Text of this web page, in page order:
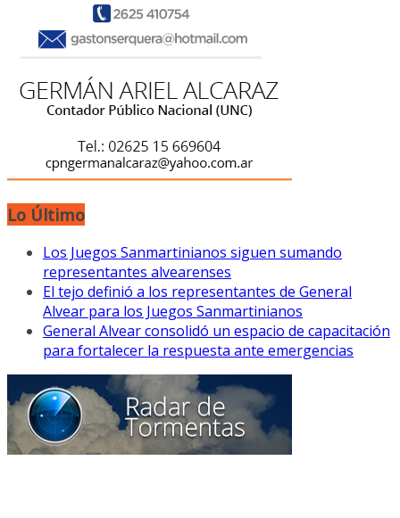
Lo Último
Los Juegos Sanmartinianos siguen sumando
representantes alvearenses
El tejo definió a los representantes de General
Alvear para los Juegos Sanmartinianos
General Alvear consolidó un espacio de capacitación
para fortalecer la respuesta ante emergencias